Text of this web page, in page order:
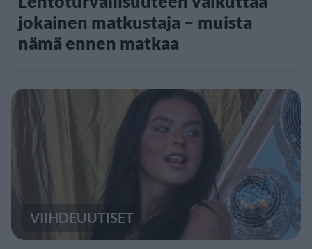
jokainen matkustaja – muista
nämä ennen matkaa
VIIHDEUUTISET